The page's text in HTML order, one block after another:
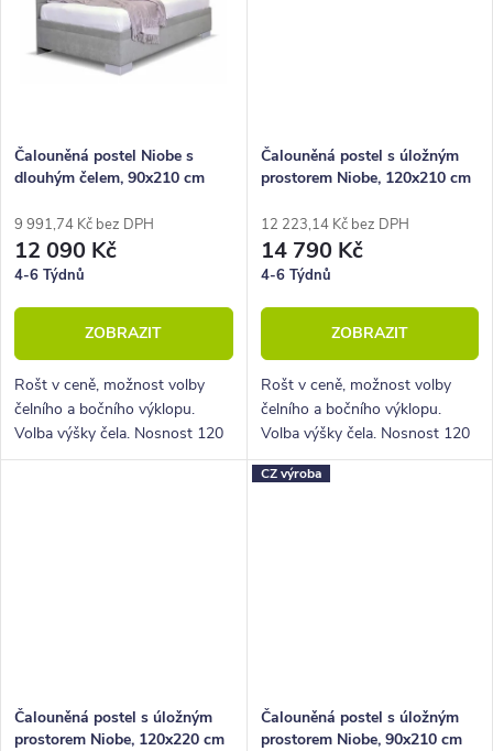
Čalouněná postel Niobe s
dlouhým čelem, 90x210 cm
9 991,74 Kč bez DPH
12 090 Kč
4-6 Týdnů
ZOBRAZIT
Rošt v ceně, možnost volby
čelního a bočního výklopu.
Volba výšky čela. Nosnost 120
Kg.
Čalouněná postel s úložným
prostorem Niobe, 120x210 cm
12 223,14 Kč bez DPH
14 790 Kč
4-6 Týdnů
ZOBRAZIT
Rošt v ceně, možnost volby
čelního a bočního výklopu.
Volba výšky čela. Nosnost 120
Kg.
Čalouněná postel s úložným
prostorem Niobe, 120x220 cm
CZ výroba
Čalouněná postel s úložným
prostorem Niobe, 90x210 cm